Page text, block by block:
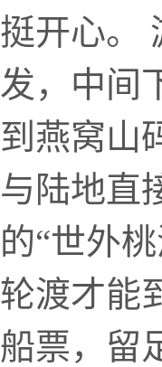
挺开心。
发，中间
到燕窝山
与陆地直
的“世外
轮渡才能
船票，留